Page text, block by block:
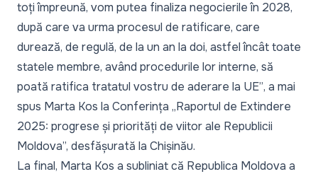
toți împreună, vom putea finaliza negocierile în 2028,
după care va urma procesul de ratificare, care
durează, de regulă, de la un an la doi, astfel încât toate
statele membre, având procedurile lor interne, să
poată ratifica tratatul vostru de aderare la UE”, a mai
spus Marta Kos la Conferința „Raportul de Extindere
2025: progrese și priorități de viitor ale Republicii
Moldova”, desfășurată la Chișinău.
La final, Marta Kos a subliniat că Republica Moldova a